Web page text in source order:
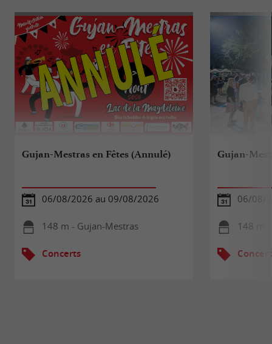
Gujan-Mestras en Fêtes (Annulé)
06/08/2026 au 09/08/2026
148 m - Gujan-Mestras
Concerts
Gujan-
06/08/
148 m